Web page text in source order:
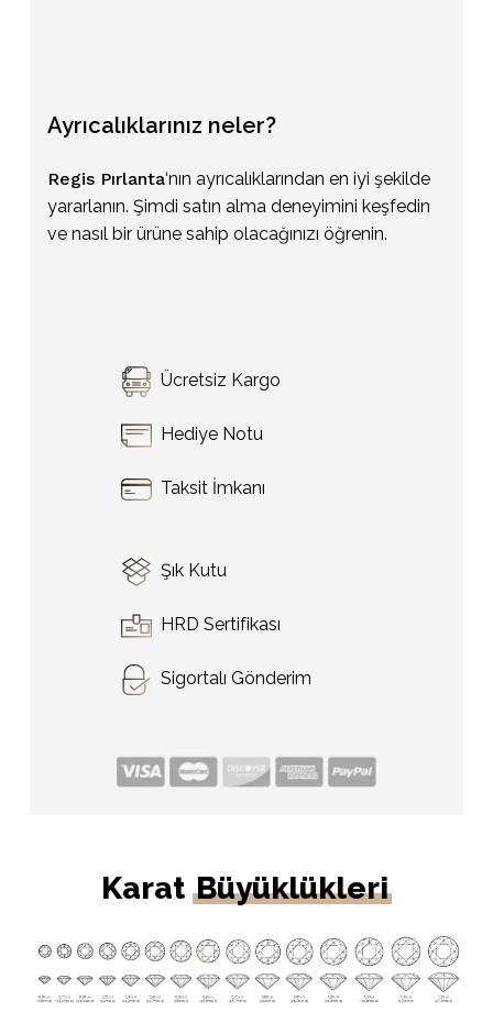
Sepetinizde ürün bulunmuyor.
Go To Shop
Ayrıcalıklarınız neler?
Regis Pırlanta‘nın ayrıcalıklarından en iyi şekilde
yararlanın. Şimdi satın alma deneyimini keşfedin
ve nasıl bir ürüne sahip olacağınızı öğrenin.
Ücretsiz Kargo
Hediye Notu
Taksit İmkanı
Şık Kutu
HRD Sertifikası
Sigortalı Gönderim
Karat Büyüklükleri